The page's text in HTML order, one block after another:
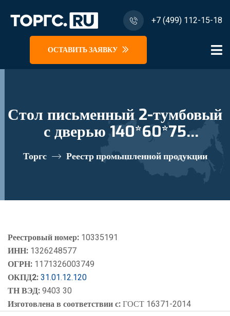
+7 (499) 112-15-18
ОСТАВИТЬ ЗАЯВКУ
Стол письменный 2-тумбовый
с дверью 140*60*75
"Студент" С 13 реестровый
номер 10335191
Торгс Реестр промышленной продукции
Реестровый номер: 10335191
ИНН: 1326248577
ОГРН: 1171326003749
ОКПД2:31.01.12.120
ТН ВЭД:9403 30
Изготовлена в соответствии с:ГОСТ 16371-2014